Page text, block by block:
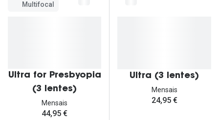
Multifocal
Ultra for Presbyopia
(3 lentes)
Mensais
44,95 €
Ultra (3 lentes)
Mensais
24,95 €